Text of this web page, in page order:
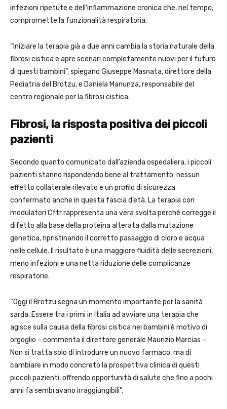
infezioni ripetute e dell’infiammazione cronica che, nel tempo,
compromette la funzionalità respiratoria.
“Iniziare la terapia già a due anni cambia la storia naturale della
fibrosi cistica e apre scenari completamente nuovi per il futuro
di questi bambini”, spiegano Giuseppe Masnata, direttore della
Pediatria del Brotzu, e Daniela Manunza, responsabile del
centro regionale per la fibrosi cistica.
Fibrosi, la risposta positiva dei piccoli
pazienti
Secondo quanto comunicato dall’azienda ospedaliera, i piccoli
pazienti stanno rispondendo bene al trattamento: nessun
effetto collaterale rilevato e un profilo di sicurezza
confermato anche in questa fascia d’età. La terapia con
modulatori Cftr rappresenta una vera svolta perché corregge il
difetto alla base della proteina alterata dalla mutazione
genetica, ripristinando il corretto passaggio di cloro e acqua
nelle cellule. Il risultato è una maggiore fluidità delle secrezioni,
meno infezioni e una netta riduzione delle complicanze
respiratorie.
“Oggi il Brotzu segna un momento importante per la sanità
sarda. Essere tra i primi in Italia ad avviare una terapia che
agisce sulla causa della fibrosi cistica nei bambini è motivo di
orgoglio – commenta il direttore generale Maurizio Marcias –.
Non si tratta solo di introdurre un nuovo farmaco, ma di
cambiare in modo concreto la prospettiva clinica di questi
piccoli pazienti, offrendo opportunità di salute che fino a pochi
anni fa sembravano irraggiungibili”.